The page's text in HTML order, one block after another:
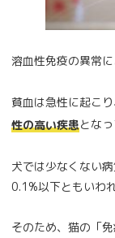
溶血性免疫の異常に
貧血は急性に起こ
性の高い疾患となっ
犬では少なくない
0.1%以下ともいわ
そのため、猫の「